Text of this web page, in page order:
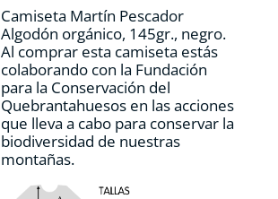
de
producto
Camiseta Martín Pescador
Algodón orgánico, 145gr., negro.
Al comprar esta camiseta estás
colaborando con la Fundación
para la Conservación del
Quebrantahuesos en las acciones
que lleva a cabo para conservar la
biodiversidad de nuestras
montañas.